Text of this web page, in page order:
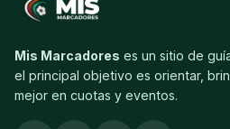
Mis Marcadores es un sitio de
el principal objetivo es orientar,
mejor en cuotas y eventos.